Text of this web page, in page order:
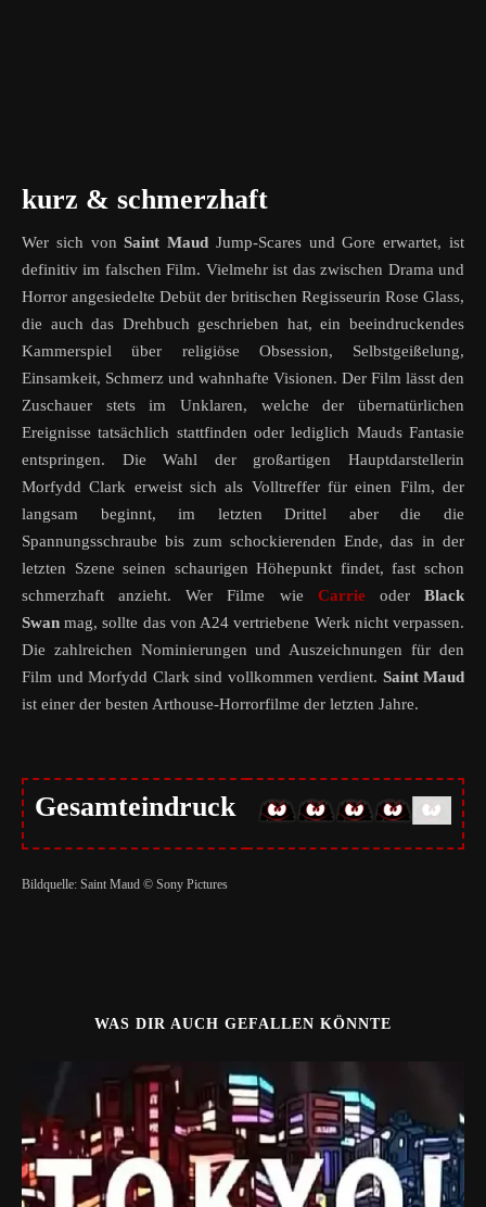
kurz & schmerzhaft
Wer sich vonSaint Maud Jump-Scares und Gore erwartet, ist
definitiv im falschen Film. Vielmehr ist das zwischen Drama und
Horror angesiedelte Debüt der britischen Regisseurin Rose Glass,
die auch das Drehbuch geschrieben hat, ein beeindruckendes
Kammerspiel über religiöse Obsession, Selbstgeißelung,
Einsamkeit, Schmerz und wahnhafte Visionen. Der Film lässt den
Zuschauer stets im Unklaren, welche der übernatürlichen
Ereignisse tatsächlich stattfinden oder lediglich Mauds Fantasie
entspringen. Die Wahl der großartigen Hauptdarstellerin
Morfydd Clark erweist sich als Volltreffer für einen Film, der
langsam beginnt, im letzten Drittel aber die die
Spannungsschraube bis zum schockierenden Ende, das in der
letzten Szene seinen schaurigen Höhepunkt findet, fast schon
schmerzhaft anzieht. Wer Filme wie CarrieoderBlack
Swan mag, sollte das von A24 vertriebene Werk nicht verpassen.
Die zahlreichen Nominierungen und Auszeichnungen für den
Film und Morfydd Clark sind vollkommen verdient. Saint Maud
ist einer der besten Arthouse-Horrorfilme der letzten Jahre.
Gesamteindruck
Bildquelle: Saint Maud © Sony Pictures
WAS DIR AUCH GEFALLEN KÖNNTE